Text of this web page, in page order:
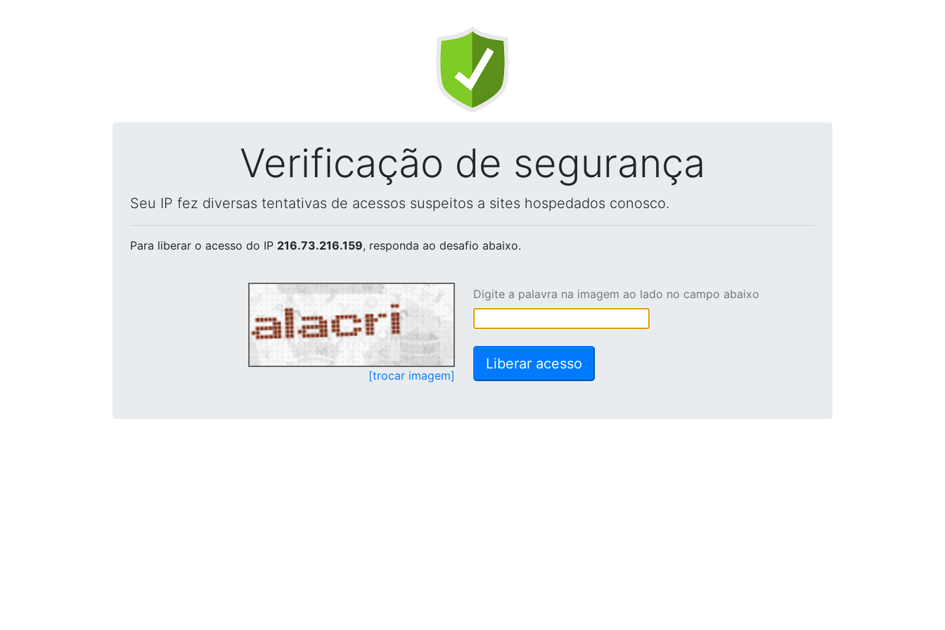
Verificação de segurança
Seu IP fez diversas tentativas de acessos suspeitos a sites hospedados conosco.
Para liberar o acesso do IP 216.73.216.159, responda ao desafio abaixo.
[trocar imagem]
Digite a palavra na imagem ao lado no campo abaixo